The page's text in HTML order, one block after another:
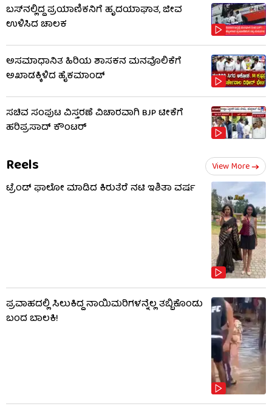
ಬಸ್‌ನಲ್ಲಿದ್ದ ಪ್ರಯಾಣಿಕನಿಗೆ ಹೃದಯಾಘಾತ, ಜೀವ
ಉಳಿಸಿದ ಚಾಲಕ
ಅಸಮಾಧಾನಿತ ಹಿರಿಯ ಶಾಸಕನ ಮನವೊಲಿಕೆಗೆ
ಅಖಾಡಕ್ಕಿಳಿದ ಹೈಕಮಾಂಡ್
ಸಚಿವ ಸಂಪುಟ ವಿಸ್ತರಣೆ ವಿಚಾರವಾಗಿ BJP ಟೀಕೆಗೆ
ಹರಿಪ್ರಸಾದ್ ಕೌಂಟರ್​​
Reels View More
ಟ್ರೆಂಡ್​​ ಫಾಲೋ ಮಾಡಿದ ಕಿರುತೆರೆ ನಟಿ ಇಶಿತಾ ವರ್ಷ
ಪ್ರವಾಹದಲ್ಲಿ ಸಿಲುಕಿದ್ದ ನಾಯಿಮರಿಗಳನ್ನೆಲ್ಲ ತಬ್ಬಿಕೊಂಡು
ಬಂದ ಬಾಲಕಿ!